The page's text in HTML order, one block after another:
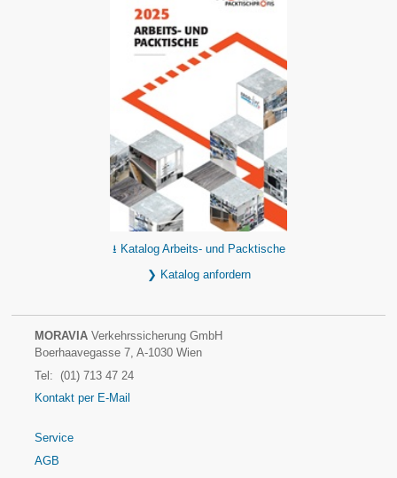
⭳ Katalog Arbeits- und Packtische
❯ Katalog anfordern
MORAVIA Verkehrssicherung GmbH
Boerhaavegasse 7, A-1030 Wien
Tel: (01) 713 47 24
Kontakt per E-Mail
Service
AGB